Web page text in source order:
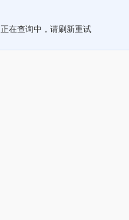
正在查询中，请刷新重试